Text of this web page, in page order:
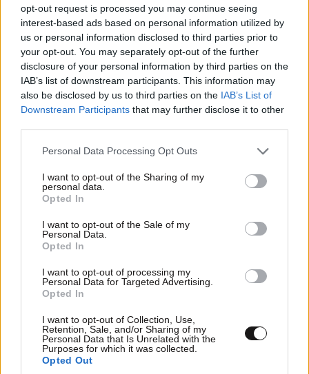
opt-out request is processed you may continue seeing
interest-based ads based on personal information utilized by
us or personal information disclosed to third parties prior to
your opt-out. You may separately opt-out of the further
disclosure of your personal information by third parties on the
IAB’s list of downstream participants. This information may
also be disclosed by us to third parties on the IAB’s List of
Downstream Participants that may further disclose it to other
Please note that this website/app uses one or more Google
not limited to your visit or usage behaviour. You may click to
grant or deny consent to Google and its third-party tags to
use your data for below specified purposes in below Google
consent section.
Personal Data Processing Opt Outs
I want to opt-out of the Sharing of my
personal data.
Opted In
I want to opt-out of the Sale of my
Personal Data.
Opted In
I want to opt-out of processing my
Personal Data for Targeted Advertising.
Opted In
I want to opt-out of Collection, Use,
Retention, Sale, and/or Sharing of my
Personal Data that Is Unrelated with the
Purposes for which it was collected.
Opted Out
LIFESTYLE08·08·2026 09:01
Νία Βαρντάλος – Σπύρος Κατσαγάνης: Μια
πάνω από τέσσερα χρόνια